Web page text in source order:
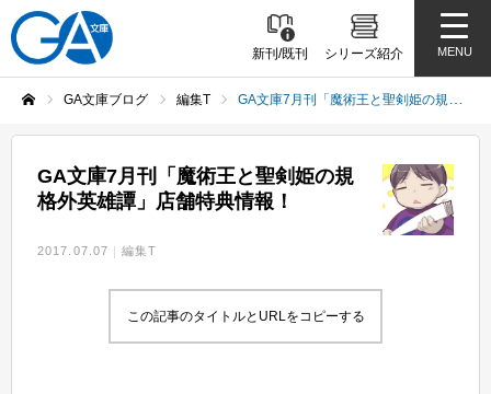
新刊/既刊 シリーズ紹介 MENU
GA文庫ブログ 編集T GA文庫7月刊「魔術王と聖剣姫の規格外英雄譚」店舗特典情報！
GA文庫7月刊「魔術王と聖剣姫の規
格外英雄譚」店舗特典情報！
2017.07.07 編集T
この記事のタイトルとURLをコピーする